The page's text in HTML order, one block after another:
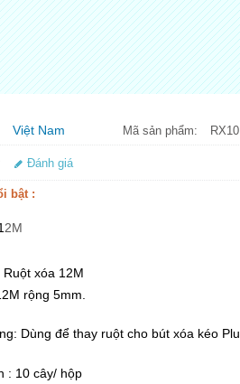
Việt Nam Mã sản phẩm: RX10
Đánh giá
bật :
2M
xóa 12M
rộng 5mm.
Dùng để thay ruột cho bút xóa kéo
: 10 cây/ hộp